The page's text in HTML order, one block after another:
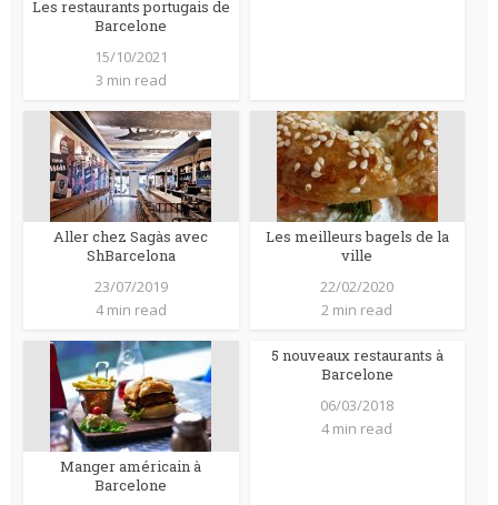
Les restaurants portugais de
Barcelone
15/10/2021
3 min read
Aller chez Sagàs avec
ShBarcelona
23/07/2019
4 min read
Les meilleurs bagels de la
ville
22/02/2020
2 min read
Manger américain à
Barcelone
5 nouveaux restaurants à
Barcelone
06/03/2018
4 min read